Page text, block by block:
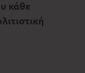
κάθε